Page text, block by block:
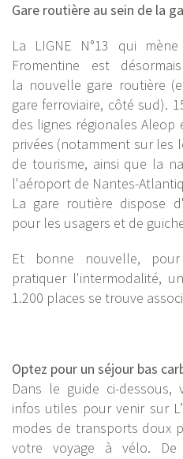
Gare routière au sein de la
La LIGNE N°13 qui
Fromentine est
la nouvelle gare routière
gare ferroviaire, côté sud).
des lignes régionales Aleop
privées (notamment sur les
de tourisme, ainsi que la
l'aéroport de Nantes-
La gare routière dispose
pour les usagers et de
Et bonne nouvelle,
pratiquer l'intermodalité,
1.200 places se trouve
Optez pour un séjour bas
Dans le guide ci-
infos utiles pour venir sur
modes de transports doux
votre voyage à vélo. De